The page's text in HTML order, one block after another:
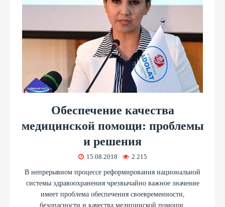
Обеспечение качества
медицинской помощи: проблемы
и решения
15.08.2018 2 215
В непрерывном процессе реформирования национальной
системы здравоохранения чрезвычайно важное значение
имеет проблема обеспечения своевременности,
безопасности и качества медицинской помощи.